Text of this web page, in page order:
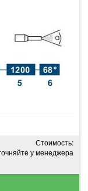
Стоимость:
у менеджера